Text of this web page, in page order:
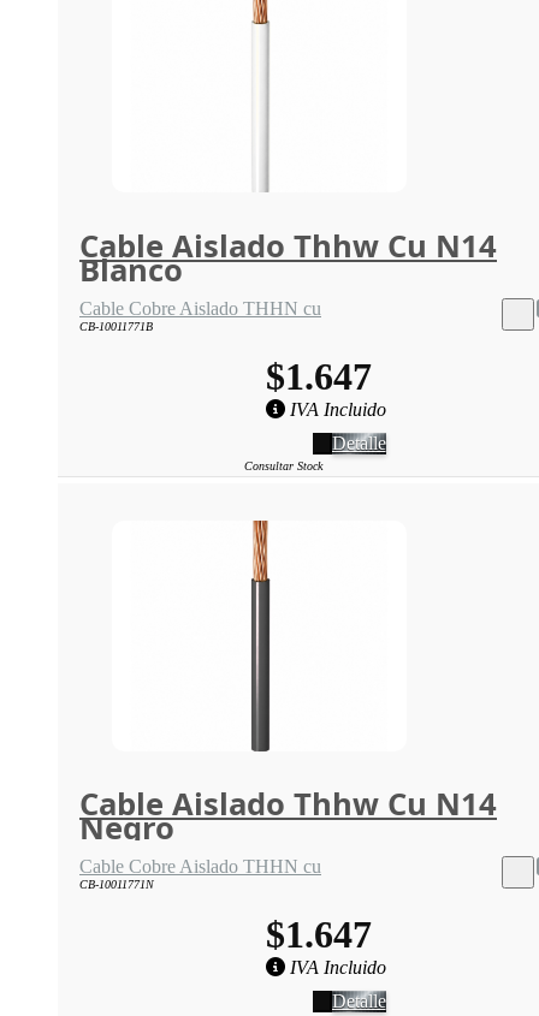
Cable Aislado Thhw Cu N14
Blanco
Cable Cobre Aislado THHN cu
CB-10011771B
$1.647
IVA Incluido
Detalle
Consultar Stock
Cable Aislado Thhw Cu N14
Negro
Cable Cobre Aislado THHN cu
CB-10011771N
$1.647
IVA Incluido
Detalle